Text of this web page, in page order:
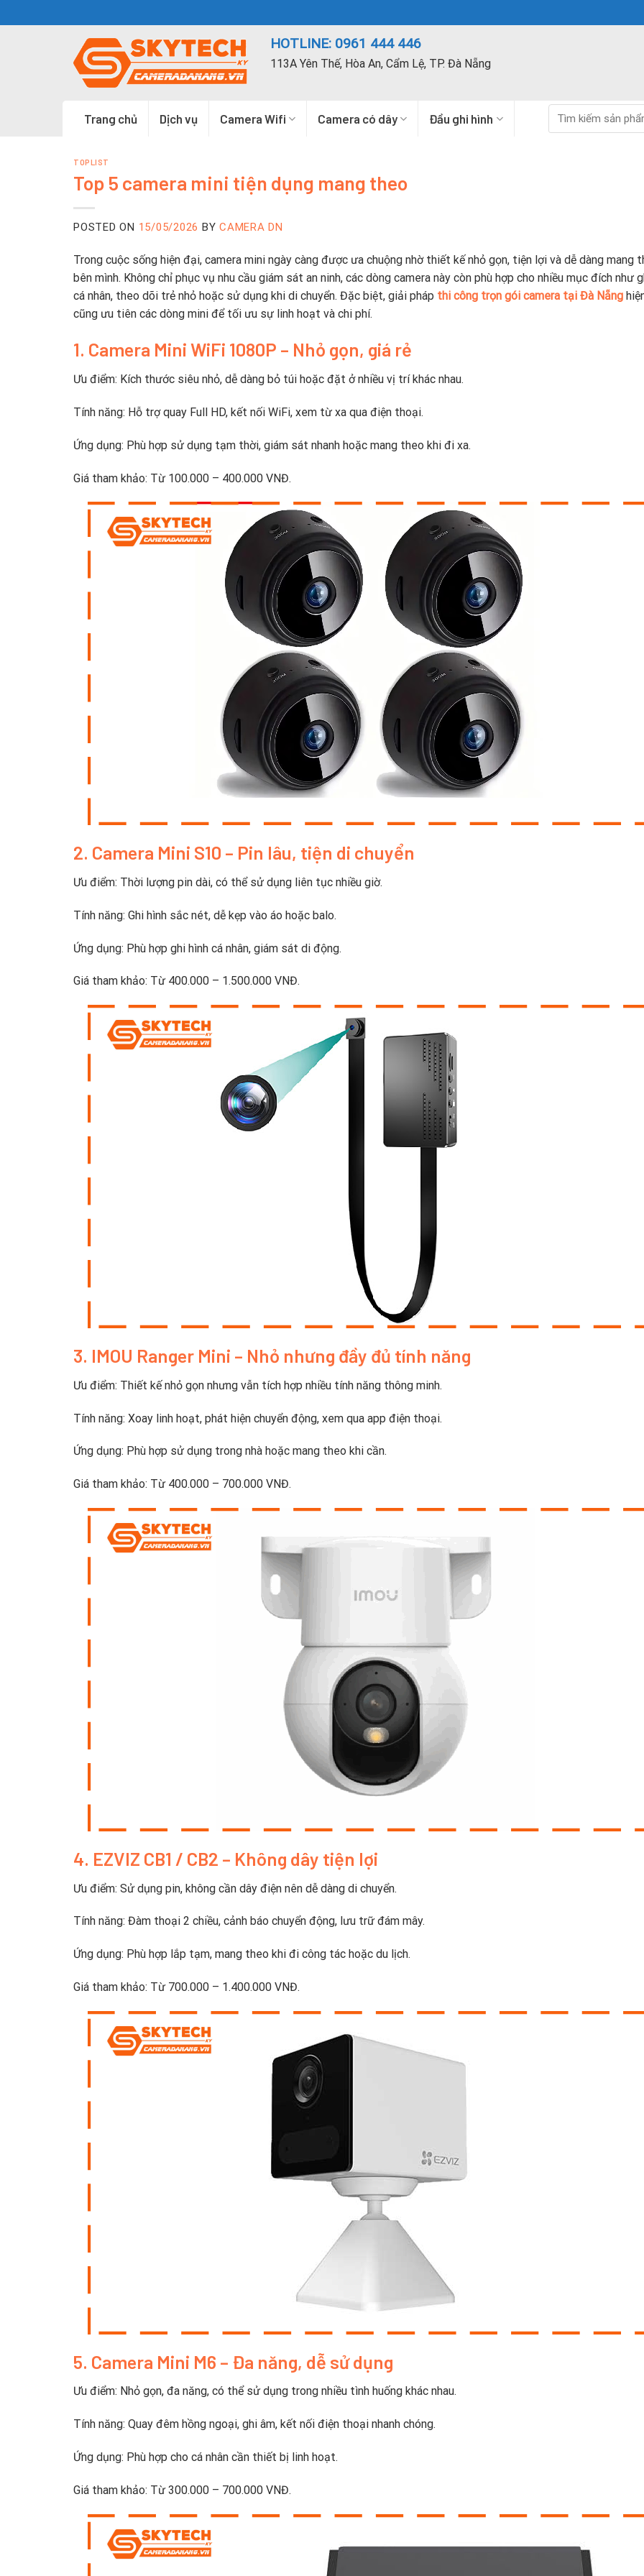
to
HOTLINE: 0961 444 446
113A Yên Thế, Hòa An, Cẩm Lệ, TP. Đà Nẵng
Trang chủ Dịch vụ Camera Wifi Camera có dây Đầu ghi hình
kiếm:
TOPLIST
Top 5 camera mini tiện dụng mang theo
POSTED ON 15/05/2026 BY CAMERA DN
Trong cuộc sống hiện đại, camera mini ngày càng được ưa chuộng nhờ thiết kế nhỏ gọn, tiện lợi và dễ dàng mang
bên mình. Không chỉ phục vụ nhu cầu giám sát an ninh, các dòng camera này còn phù hợp cho nhiều mục đích như
cá nhân, theo dõi trẻ nhỏ hoặc sử dụng khi di chuyển. Đặc biệt, giải pháp thi công trọn gói camera tại Đà Nẵng
cũng ưu tiên các dòng mini để tối ưu sự linh hoạt và chi phí.
1. Camera Mini WiFi 1080P – Nhỏ gọn, giá rẻ
Ưu điểm: Kích thước siêu nhỏ, dễ dàng bỏ túi hoặc đặt ở nhiều vị trí khác nhau.
Tính năng: Hỗ trợ quay Full HD, kết nối WiFi, xem từ xa qua điện thoại.
Ứng dụng: Phù hợp sử dụng tạm thời, giám sát nhanh hoặc mang theo khi đi xa.
Giá tham khảo: Từ 100.000 – 400.000 VNĐ.
2. Camera Mini S10 – Pin lâu, tiện di chuyển
Ưu điểm: Thời lượng pin dài, có thể sử dụng liên tục nhiều giờ.
Tính năng: Ghi hình sắc nét, dễ kẹp vào áo hoặc balo.
Ứng dụng: Phù hợp ghi hình cá nhân, giám sát di động.
Giá tham khảo: Từ 400.000 – 1.500.000 VNĐ.
3. IMOU Ranger Mini – Nhỏ nhưng đầy đủ tính năng
Ưu điểm: Thiết kế nhỏ gọn nhưng vẫn tích hợp nhiều tính năng thông minh.
Tính năng: Xoay linh hoạt, phát hiện chuyển động, xem qua app điện thoại.
Ứng dụng: Phù hợp sử dụng trong nhà hoặc mang theo khi cần.
Giá tham khảo: Từ 400.000 – 700.000 VNĐ.
4. EZVIZ CB1 / CB2 – Không dây tiện lợi
Ưu điểm: Sử dụng pin, không cần dây điện nên dễ dàng di chuyển.
Tính năng: Đàm thoại 2 chiều, cảnh báo chuyển động, lưu trữ đám mây.
Ứng dụng: Phù hợp lắp tạm, mang theo khi đi công tác hoặc du lịch.
Giá tham khảo: Từ 700.000 – 1.400.000 VNĐ.
5. Camera Mini M6 – Đa năng, dễ sử dụng
Ưu điểm: Nhỏ gọn, đa năng, có thể sử dụng trong nhiều tình huống khác nhau.
Tính năng: Quay đêm hồng ngoại, ghi âm, kết nối điện thoại nhanh chóng.
Ứng dụng: Phù hợp cho cá nhân cần thiết bị linh hoạt.
Giá tham khảo: Từ 300.000 – 700.000 VNĐ.